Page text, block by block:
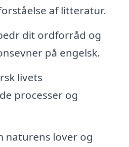
af litteratur.
dit ordforråd og
på engelsk.
livets
processer og
naturens lover og